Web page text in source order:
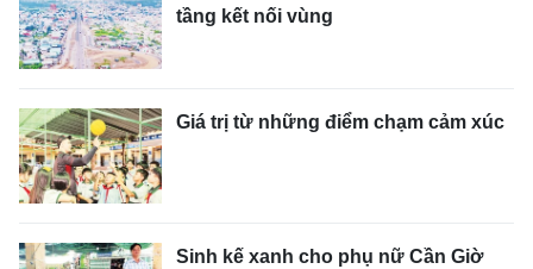
tầng kết nối vùng
Giá trị từ những điểm chạm cảm xúc
Sinh kế xanh cho phụ nữ Cần Giờ